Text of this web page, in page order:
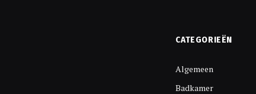
CATEGORIEËN
Algemeen
Badkamer